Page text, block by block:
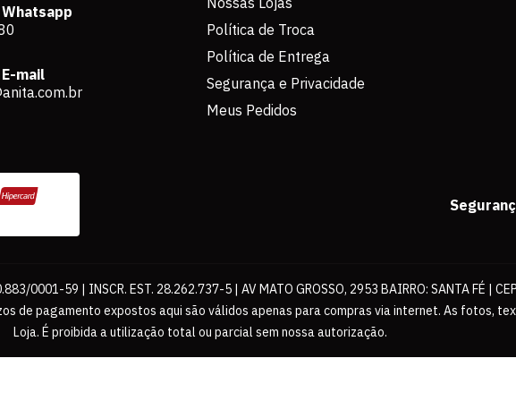
mail
Política de Troca
Política de Entrega
Segurança e Privacidade
Meus Pedidos
0001-59 | INSCR. EST. 28.262.737-5 | AV MATO GROSSO, 2953 BAIRRO: SANTA FÉ |
de pagamento expostos aqui são válidos apenas para compras via internet. As fotos,
Loja. É proibida a utilização total ou parcial sem nossa autorização.